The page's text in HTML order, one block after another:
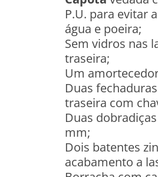
P.U. para evitar
água e poeira;
Sem vidros nas
traseira;
Um
Duas
traseira com
Duas
mm;
Dois batentes
acabamento a